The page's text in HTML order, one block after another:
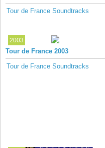
Tour de France Soundtracks
2003
Tour de France 2003
Tour de France Soundtracks